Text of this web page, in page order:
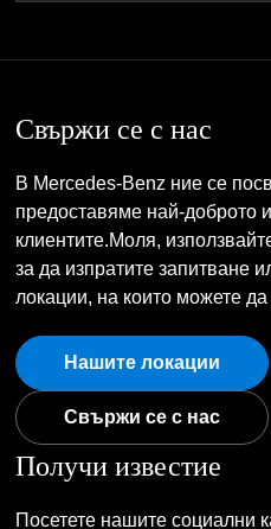
Свържи се с нас
В Mercedes-Benz ние се
предоставяме най-доброто
клиентите.Моля,
за да изпратите запитване
локации, на които можете да
Нашите локации
Свържи се с нас
Получи известие
Посетете нашите социални